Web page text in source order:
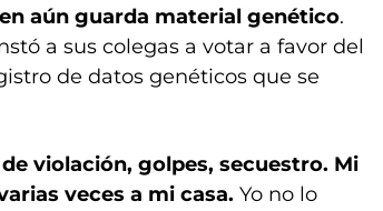
aún guarda material genético.
a sus colegas a votar a favor del
de datos genéticos que se
violación, golpes, secuestro. Mi
veces a mi casa. Yo no lo